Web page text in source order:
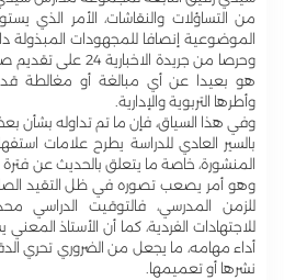
من التساؤلات والنقاشات، الأمر الذي
الموضوعية إنصافا للمجهودات المبذولة
وحرصا من جريدة
هو بعيدا عن أي مبالغة أو مغالطة
وأطرها التربوية والإدارية.
وفي هذا السياق، فإن ما تم تداوله بشأن
بالسير العادي للدراسة يطرح علامات
المنشورة، خاصة ما يتعلق بالحديث عن فترة
وهو أمر يصعب تصوره في ظل التقيد
للزمن المدرسي، فالتوقيت
للاجتهادات الفردية، كما أن الأستاذ
أداء مهامه، ما يجعل من الضروري تحري
نشرها أو تعميمها.